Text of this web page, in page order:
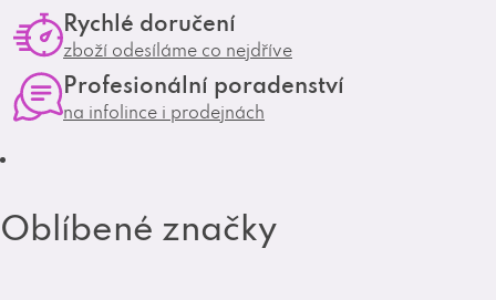
g
a
m
o
o
k
Rychlé doručení
zboží odesíláme co nejdříve
Profesionální poradenství
na infolince i prodejnách
Oblíbené značky